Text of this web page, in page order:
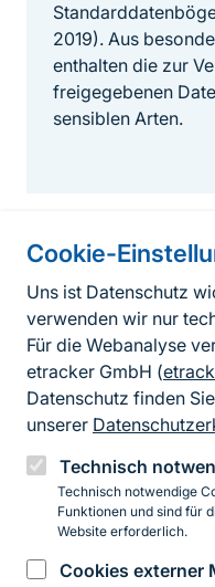
Cookie-
Uns ist Datenschutz
verwenden wir nur
Für die Webanalyse
etracker GmbH (
Datenschutz finden
unserer
Technisch
Technisch notwendige
Funktionen und sind für
Website erforderlich.
Cookies externer
2019). Aus
enthalten die zur
freigegebenen
sensiblen Arten.
Informationen
Fußzeile
Instagram